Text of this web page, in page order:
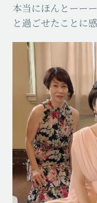
本当にほんとーー
と過ごせたことに